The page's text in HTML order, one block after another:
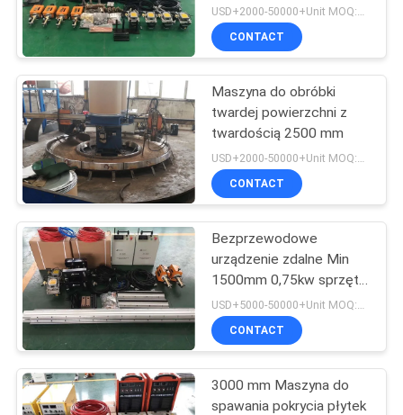
SITEMAP
PRIVACY
POLICY
USD+2000-50000+Unit MOQ:1 JEDNOSTKA
CONTACT
Maszyna do obróbki
twardej powierzchni z
twardością 2500 mm
CONTACT
Bezprzewodowe
urządzenie zdalne Min
1500mm 0,75kw sprzęt
do spawania
CONTACT
3000 mm Maszyna do
spawania pokrycia płytek